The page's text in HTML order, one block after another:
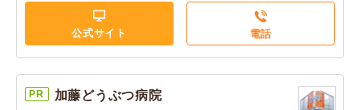
公式サイト 電話
PR 加藤どうぶつ病院